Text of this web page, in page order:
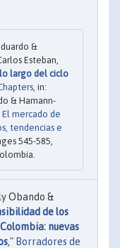
&
Esteban,
largo del ciclo
, in:
& Hamann-
El mercado de
tendencias e
545-585,
Obando &
de los
nuevas
," Borradores de